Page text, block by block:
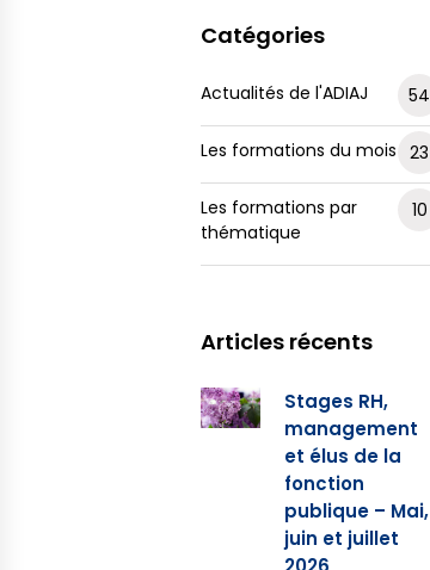
Catégories
Actualités de l'ADIAJ 54
Les formations du mois 23
Les formations par
thématique
10
Articles récents
Stages RH,
management
et élus de la
fonction
publique – Mai,
juin et juillet